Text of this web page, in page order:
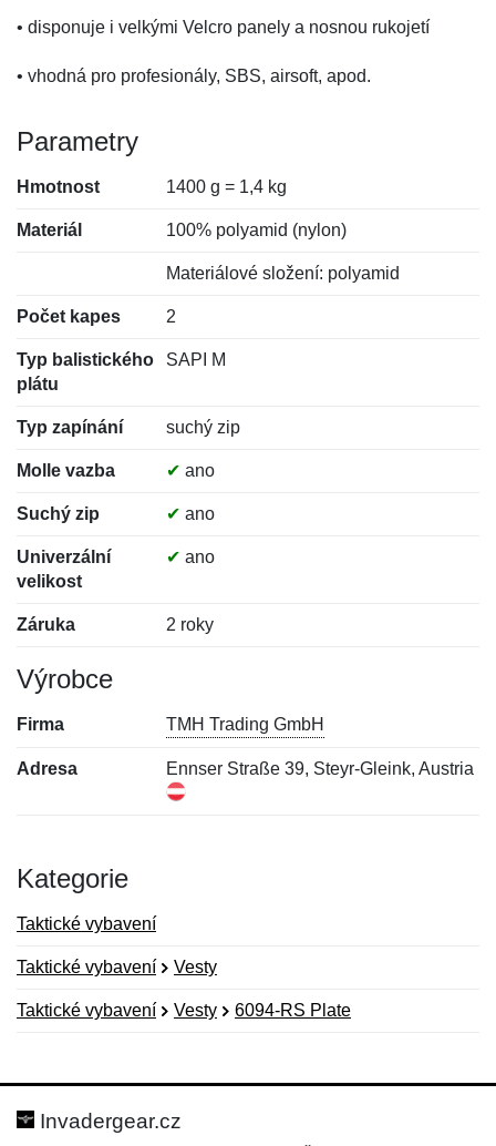
• disponuje i velkými Velcro panely a nosnou rukojetí
• vhodná pro profesionály, SBS, airsoft, apod.
Parametry
Hmotnost 1400 g = 1,4 kg
Materiál 100% polyamid (nylon)
Materiálové složení: polyamid
Počet kapes 2
Typ balistického
plátu
SAPI M
Typ zapínání suchý zip
Molle vazba ✔ ano
Suchý zip ✔ ano
Univerzální
velikost
✔ ano
Záruka 2 roky
Výrobce
Firma TMH Trading GmbH
Adresa Ennser Straße 39, Steyr-Gleink, Austria
Kategorie
Taktické vybavení
Taktické vybavení Vesty
Taktické vybavení Vesty 6094-RS Plate
Hodnocení:
Jméno:
Invadergear.cz